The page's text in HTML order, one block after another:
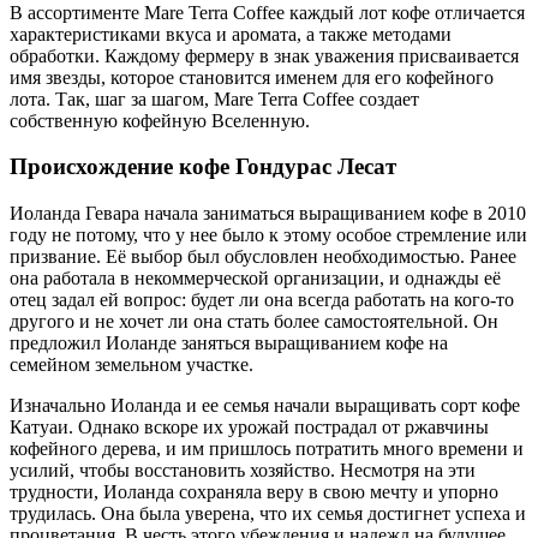
В ассортименте Mare Terra Coffee каждый лот кофе отличается
характеристиками вкуса и аромата, а также методами
обработки. Каждому фермеру в знак уважения присваивается
имя звезды, которое становится именем для его кофейного
лота. Так, шаг за шагом, Mare Terra Coffee создает
собственную кофейную Вселенную.
Происхождение кофе Гондурас Лесат
Иоланда Гевара начала заниматься выращиванием кофе в 2010
году не потому, что у нее было к этому особое стремление или
призвание. Её выбор был обусловлен необходимостью. Ранее
она работала в некоммерческой организации, и однажды её
отец задал ей вопрос: будет ли она всегда работать на кого-то
другого и не хочет ли она стать более самостоятельной. Он
предложил Иоланде заняться выращиванием кофе на
семейном земельном участке.
Изначально Иоланда и ее семья начали выращивать сорт кофе
Катуаи. Однако вскоре их урожай пострадал от ржавчины
кофейного дерева, и им пришлось потратить много времени и
усилий, чтобы восстановить хозяйство. Несмотря на эти
трудности, Иоланда сохраняла веру в свою мечту и упорно
трудилась. Она была уверена, что их семья достигнет успеха и